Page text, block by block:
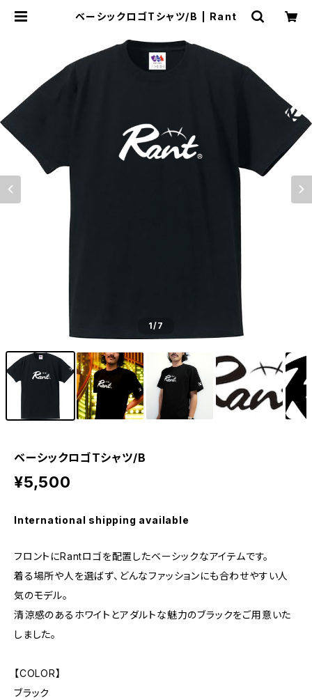
ベーシックロゴTシャツ/B | Rant
1/7
ベーシックロゴTシャツ/B
¥5,500
International shipping available
フロントにRantロゴを配置したベーシックなアイテムです。
着る場所や人を選ばず、どんなファッションにも合わせやすい人
気のモデル。
清涼感のあるホワイトとアダルトな魅力のブラックをご用意いた
しました。
【COLOR】
ブラック